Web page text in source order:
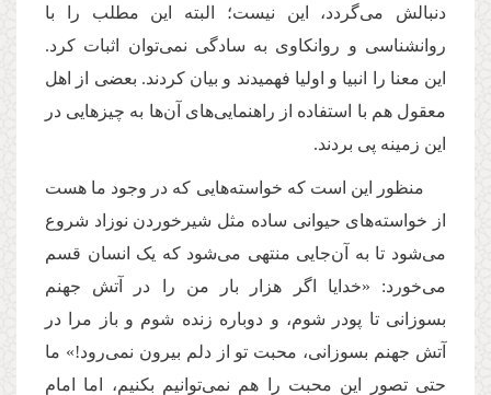
دنبالش می‌گردد، این نیست؛ البته این مطلب را با
روانشناسی و روانکاوی به سادگی نمی‌توان اثبات کرد.
این معنا را انبیا و اولیا فهمیدند و بیان کردند. بعضی از اهل
معقول هم با استفاده از راهنمایی‌های آن‌ها به چیزهایی در
این زمینه پی بردند.
منظور این است که خواسته‌هایی که در وجود ما هست
از خواسته‌های حیوانی ساده مثل شیرخوردن نوزاد شروع
می‌شود تا به آن‌جایی منتهی می‌شود که یک انسان قسم
می‌خورد: «خدایا اگر هزار بار من را در آتش جهنم
بسوزانی تا پودر شوم، و دوباره زنده شوم و باز مرا در
آتش جهنم بسوزانی، محبت تو از دلم بیرون نمی‌رود!» ما
حتی تصور این محبت را هم نمی‌توانیم بکنیم، اما امام